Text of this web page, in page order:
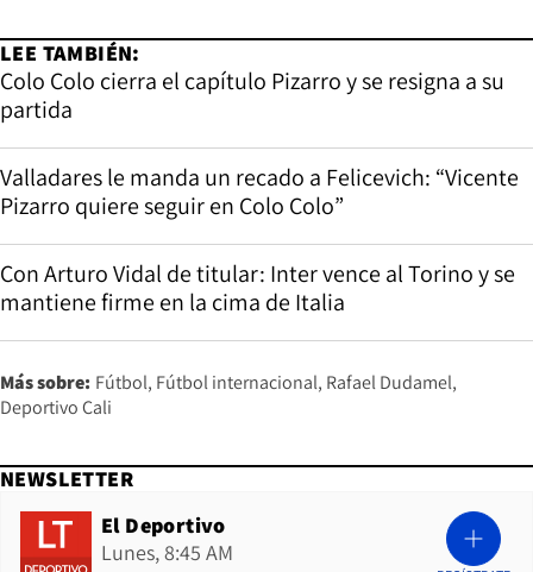
LEE TAMBIÉN:
Colo Colo cierra el capítulo Pizarro y se resigna a su
partida
Valladares le manda un recado a Felicevich: “Vicente
Pizarro quiere seguir en Colo Colo”
Con Arturo Vidal de titular: Inter vence al Torino y se
mantiene firme en la cima de Italia
Más sobre: Fútbol Fútbol internacional Rafael Dudamel
Deportivo Cali
NEWSLETTER
El Deportivo
Lunes, 8:45 AM